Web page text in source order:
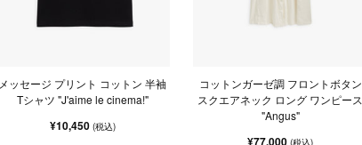
メッセージ プリント コットン 半袖
Tシャツ "J'aime le cinema!"
¥10,450 (税込)
コットンガーゼ調 フロントボタン
スクエアネック ロング ワンピース
"Angus"
¥77,000(税込)